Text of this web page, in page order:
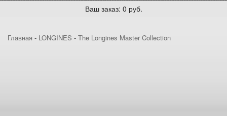
Ваш заказ: 0 руб.
Главная - LONGINES - The Longines Master Collection